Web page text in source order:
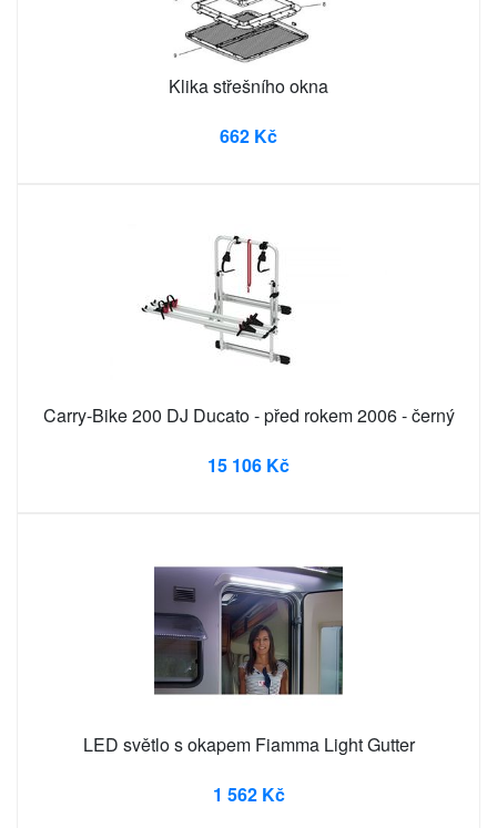
Klika střešního okna
662 Kč
Carry-Bike 200 DJ Ducato - před rokem 2006 - černý
15 106 Kč
LED světlo s okapem Fiamma Light Gutter
1 562 Kč